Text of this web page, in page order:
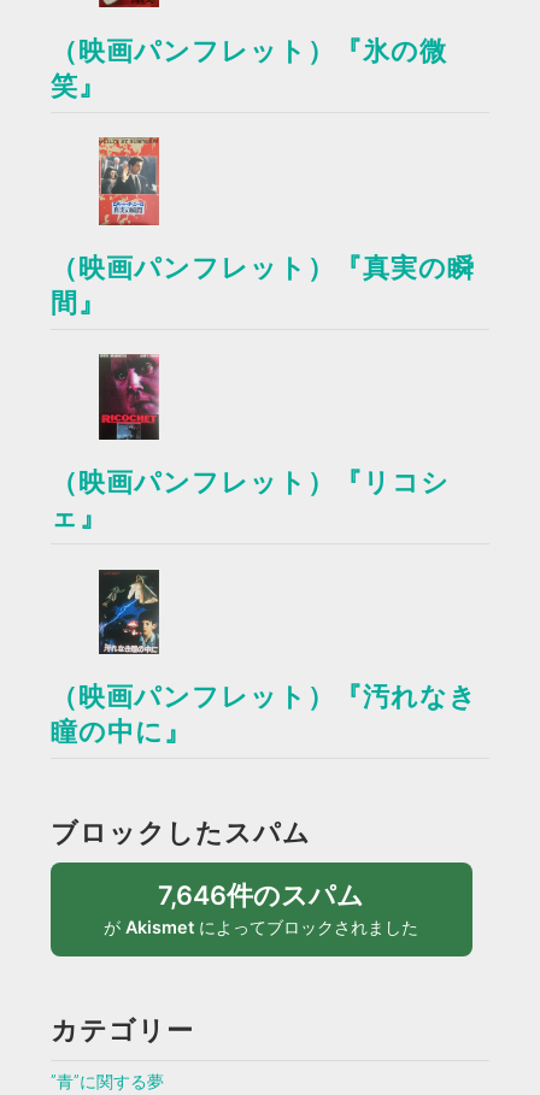
（映画パンフレット）『氷の微
笑』
（映画パンフレット）『真実の瞬
間』
（映画パンフレット）『リコシ
ェ』
（映画パンフレット）『汚れなき
瞳の中に』
ブロックしたスパム
7,646件のスパム
がAkismet によってブロックされました
カテゴリー
”青”に関する夢